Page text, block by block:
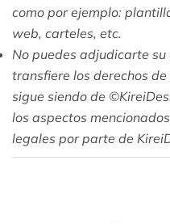
como por ejemplo:
web, carteles, etc.
No puedes adjudicarte
transfiere los derechos
sigue siendo de
los aspectos
legales por parte de